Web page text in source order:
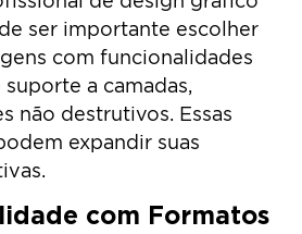
ser importante escolher
com funcionalidades
a camadas,
não destrutivos. Essas
expandir suas
com Formatos